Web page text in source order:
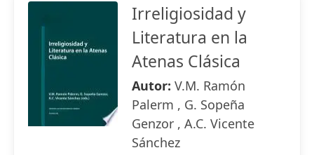
Irreligiosidad y
Literatura en la
Atenas Clásica
Autor: V.M. Ramón
Palerm , G. Sopeña
Genzor , A.C. Vicente
Sánchez